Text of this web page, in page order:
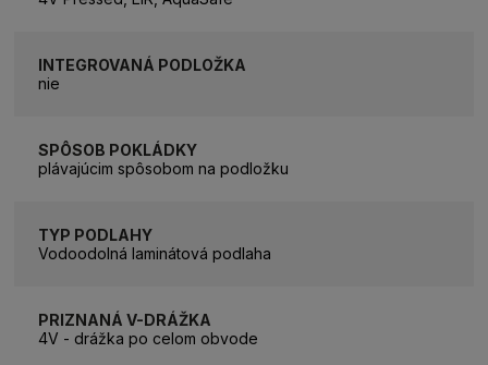
INTEGROVANÁ PODLOŽKA
nie
SPÔSOB POKLÁDKY
plávajúcim spôsobom na podložku
TYP PODLAHY
Vodoodolná laminátová podlaha
PRIZNANÁ V-DRÁŽKA
4V - drážka po celom obvode